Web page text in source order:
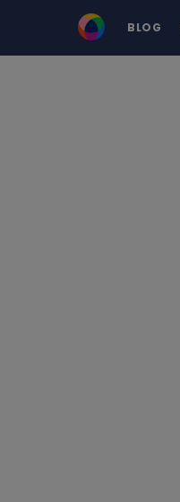
BLOG